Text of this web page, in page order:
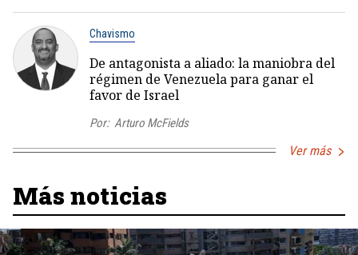
Chavismo
De antagonista a aliado: la maniobra del
régimen de Venezuela para ganar el
favor de Israel
Por: Arturo McFields
Ver más
Más noticias